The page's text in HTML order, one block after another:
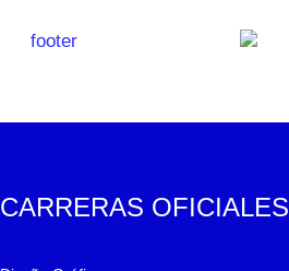
CARRERAS OFICIALES